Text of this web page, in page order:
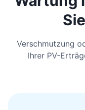
Verschmutzung
Ihrer PV-